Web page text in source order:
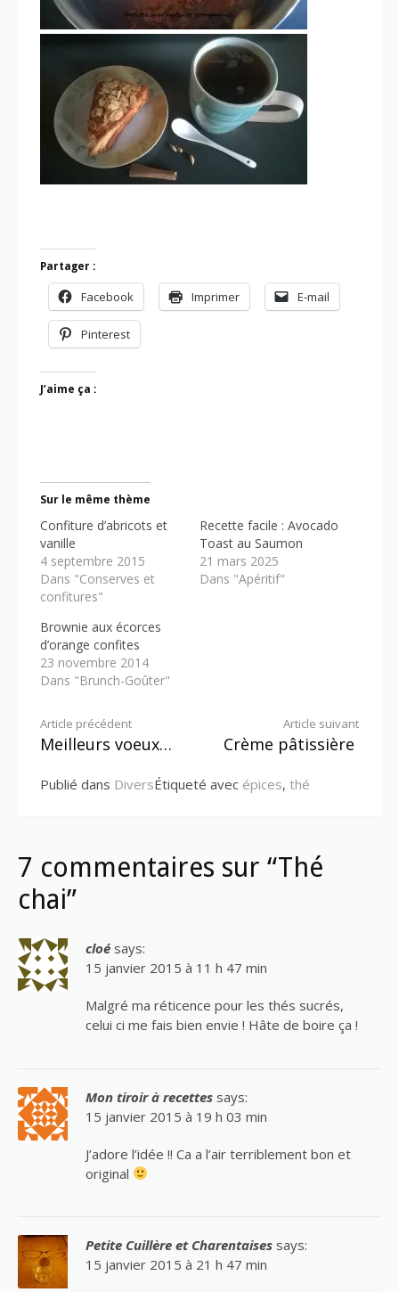
Partager :
Facebook Imprimer E-mail
Pinterest
J’aime ça :
Sur le même thème
Confiture d’abricots et
vanille
4 septembre 2015
Dans "Conserves et
confitures"
Recette facile : Avocado
Toast au Saumon
21 mars 2025
Dans "Apéritif"
Brownie aux écorces
d’orange confites
23 novembre 2014
Dans "Brunch-Goûter"
Lire
suite
Article précédent
Meilleurs voeux…
Article suivant
Crème pâtissière
Publié dans DiversÉtiqueté avec épices, thé
7 commentaires sur “Thé
chai”
cloé says:
15 janvier 2015 à 11 h 47 min
Malgré ma réticence pour les thés sucrés,
celui ci me fais bien envie ! Hâte de boire ça !
Mon tiroir à recettes says:
15 janvier 2015 à 19 h 03 min
J’adore l’idée !! Ca a l’air terriblement bon et
original
Petite Cuillère et Charentaises says:
15 janvier 2015 à 21 h 47 min